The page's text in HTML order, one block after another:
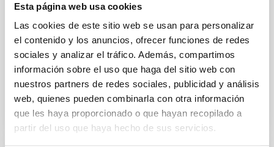
Esta página web usa cookies
Las cookies de este sitio web se usan para personalizar
el contenido y los anuncios, ofrecer funciones de redes
sociales y analizar el tráfico. Además, compartimos
información sobre el uso que haga del sitio web con
nuestros partners de redes sociales, publicidad y análisis
web, quienes pueden combinarla con otra información
que les haya proporcionado o que hayan recopilado a
partir del uso que haya hecho de sus servicios.
Gran Telescopio CANARIAS
El Gran Telescopio CANARIAS (GTC) es un telescopio
diámetro. Diseñado con las últimas innovaciones...